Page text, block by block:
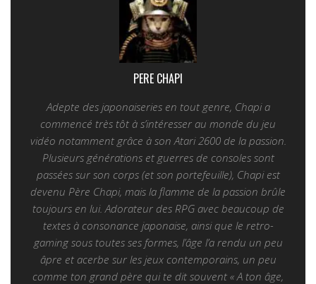
PERE CHAPI
Adepte des japonaiseries en tout genre, Chapi a
commencé très tôt à s’intéresser au monde du jeu
vidéo notamment grâce à son Atari 2600 de la passion.
Plusieurs générations et guerres de consoles sont
passées sur son corps (et son portefeuille), Chapi est
devenu Père Chapi, mais la flamme de la passion brûle
toujours en lui. Adorateur des RPG avec beaucoup de
textes à consonance japonaise, ainsi que le retro-
gaming sous toutes ses formes, l’âge l’a rendu un peu
âpre et acerbe sur les jeux contemporains, un peu
comme ton grand père qui te dit souvent « A ton âge,